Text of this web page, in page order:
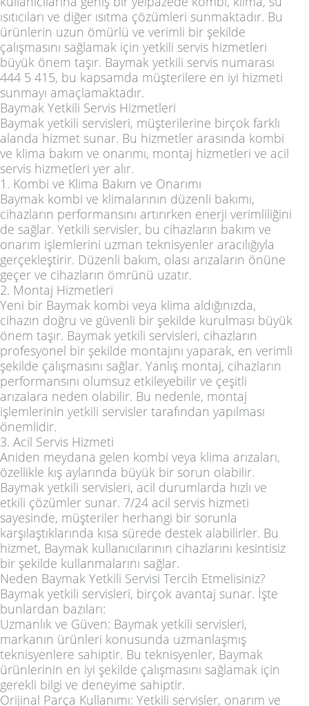
ısıtıcıları ve diğer ısıtma çözümleri sunmaktadır. Bu
ürünlerin uzun ömürlü ve verimli bir şekilde
çalışmasını sağlamak için yetkili servis hizmetleri
büyük önem taşır. Baymak yetkili servis numarası
444 5 415, bu kapsamda müşterilere en iyi hizmeti
sunmayı amaçlamaktadır.
Baymak Yetkili Servis Hizmetleri
Baymak yetkili servisleri, müşterilerine birçok farklı
alanda hizmet sunar. Bu hizmetler arasında kombi
ve klima bakım ve onarımı, montaj hizmetleri ve acil
servis hizmetleri yer alır.
1. Kombi ve Klima Bakım ve Onarımı
Baymak kombi ve klimalarının düzenli bakımı,
cihazların performansını artırırken enerji verimliliğini
de sağlar. Yetkili servisler, bu cihazların bakım ve
onarım işlemlerini uzman teknisyenler aracılığıyla
gerçekleştirir. Düzenli bakım, olası arızaların önüne
geçer ve cihazların ömrünü uzatır.
2. Montaj Hizmetleri
Yeni bir Baymak kombi veya klima aldığınızda,
cihazın doğru ve güvenli bir şekilde kurulması büyük
önem taşır. Baymak yetkili servisleri, cihazların
profesyonel bir şekilde montajını yaparak, en verimli
şekilde çalışmasını sağlar. Yanlış montaj, cihazların
performansını olumsuz etkileyebilir ve çeşitli
arızalara neden olabilir. Bu nedenle, montaj
işlemlerinin yetkili servisler tarafından yapılması
önemlidir.
3. Acil Servis Hizmeti
Aniden meydana gelen kombi veya klima arızaları,
özellikle kış aylarında büyük bir sorun olabilir.
Baymak yetkili servisleri, acil durumlarda hızlı ve
etkili çözümler sunar. 7/24 acil servis hizmeti
sayesinde, müşteriler herhangi bir sorunla
karşılaştıklarında kısa sürede destek alabilirler. Bu
hizmet, Baymak kullanıcılarının cihazlarını kesintisiz
bir şekilde kullanmalarını sağlar.
Neden Baymak Yetkili Servisi Tercih Etmelisiniz?
Baymak yetkili servisleri, birçok avantaj sunar. İşte
bunlardan bazıları:
Uzmanlık ve Güven: Baymak yetkili servisleri,
markanın ürünleri konusunda uzmanlaşmış
teknisyenlere sahiptir. Bu teknisyenler, Baymak
ürünlerinin en iyi şekilde çalışmasını sağlamak için
gerekli bilgi ve deneyime sahiptir.
Orijinal Parça Kullanımı: Yetkili servisler, onarım ve